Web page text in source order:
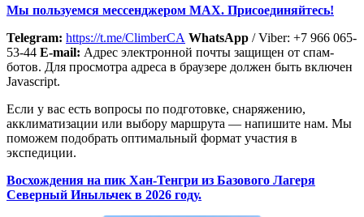
Мы пользуемся мессенджером MAX. Присоединяйтесь!
Telegram: https://t.me/ClimberCA WhatsApp / Viber: +7 966 065-
53-44 E-mail: Адрес электронной почты защищен от спам-
ботов. Для просмотра адреса в браузере должен быть включен
Javascript.
Если у вас есть вопросы по подготовке, снаряжению,
акклиматизации или выбору маршрута — напишите нам. Мы
поможем подобрать оптимальный формат участия в
экспедиции.
Восхождения на пик Хан-Тенгри из Базового Лагеря
Северный Иныльчек в 2026 году.